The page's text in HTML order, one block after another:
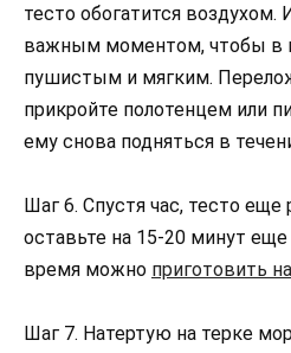
тесто обогатится воздухом.
важным моментом, чтобы в
пушистым и мягким.
прикройте полотенцем или
ему снова подняться в
Шаг 6. Спустя час, тесто еще
оставьте на 15-20 минут еще
время можно приготовить
Шаг 7. Натертую на терке